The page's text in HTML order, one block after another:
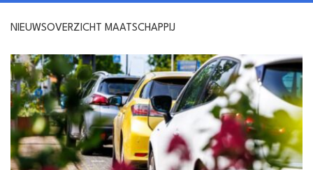
Vorig uur
Inklappen
NIEUWSOVERZICHT MAATSCHAPPIJ